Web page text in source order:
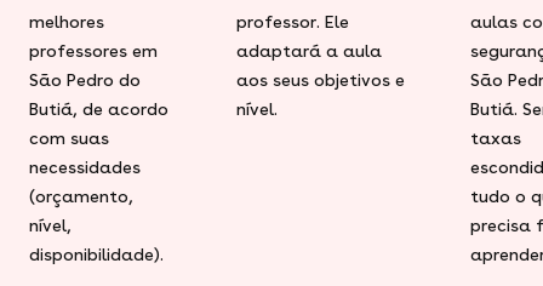
melhores
professores em
São Pedro do
Butiá, de acordo
com suas
necessidades
(orçamento,
nível,
disponibilidade).
professor. Ele
adaptará a aula
aos seus objetivos e
nível.
aulas
São
Butiá.
taxas
tudo o
precisa